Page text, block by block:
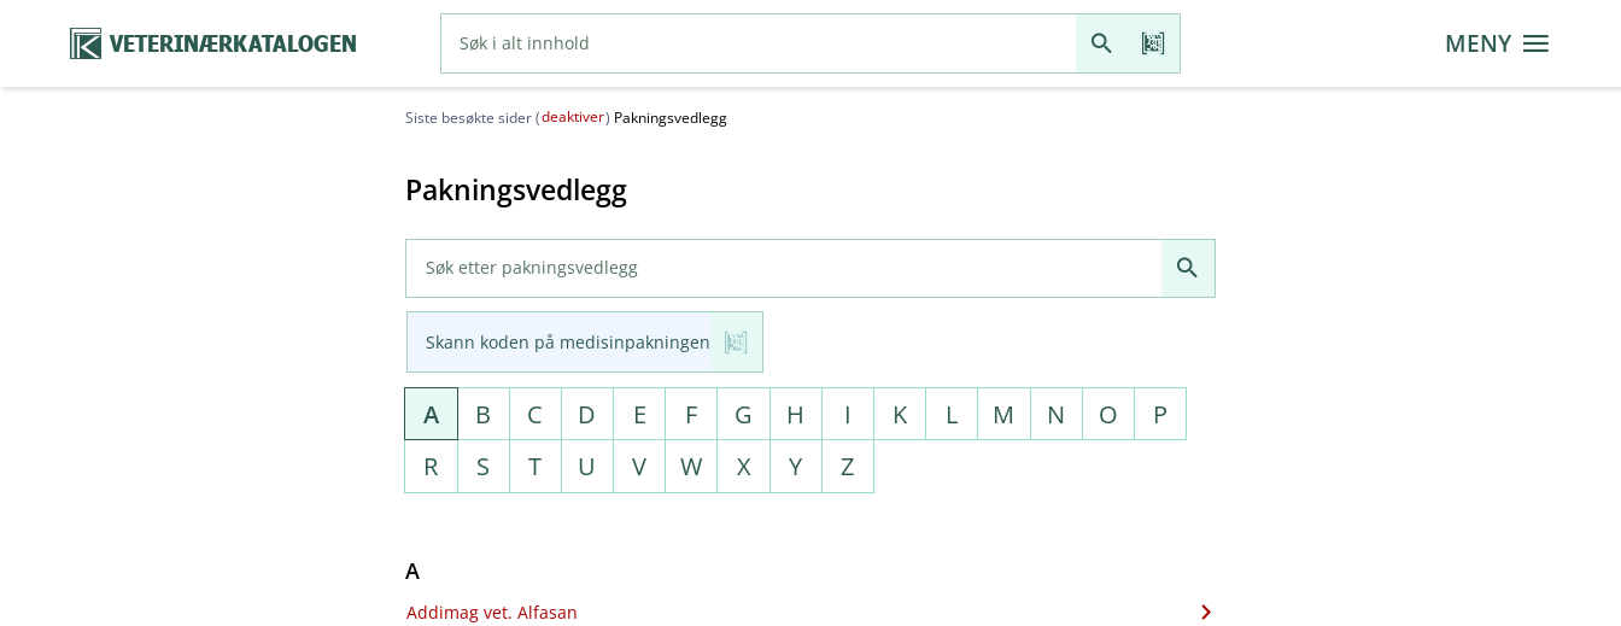
VETERINÆRKATALOGEN MENY
Siste besøkte sider (deaktiver) Pakningsvedlegg
Pakningsvedlegg
Skann koden på medisinpakningen
A B C D E F G H I K L M N O
P
R
S T U V W X Y Z
A
Addimag vet. Alfasan